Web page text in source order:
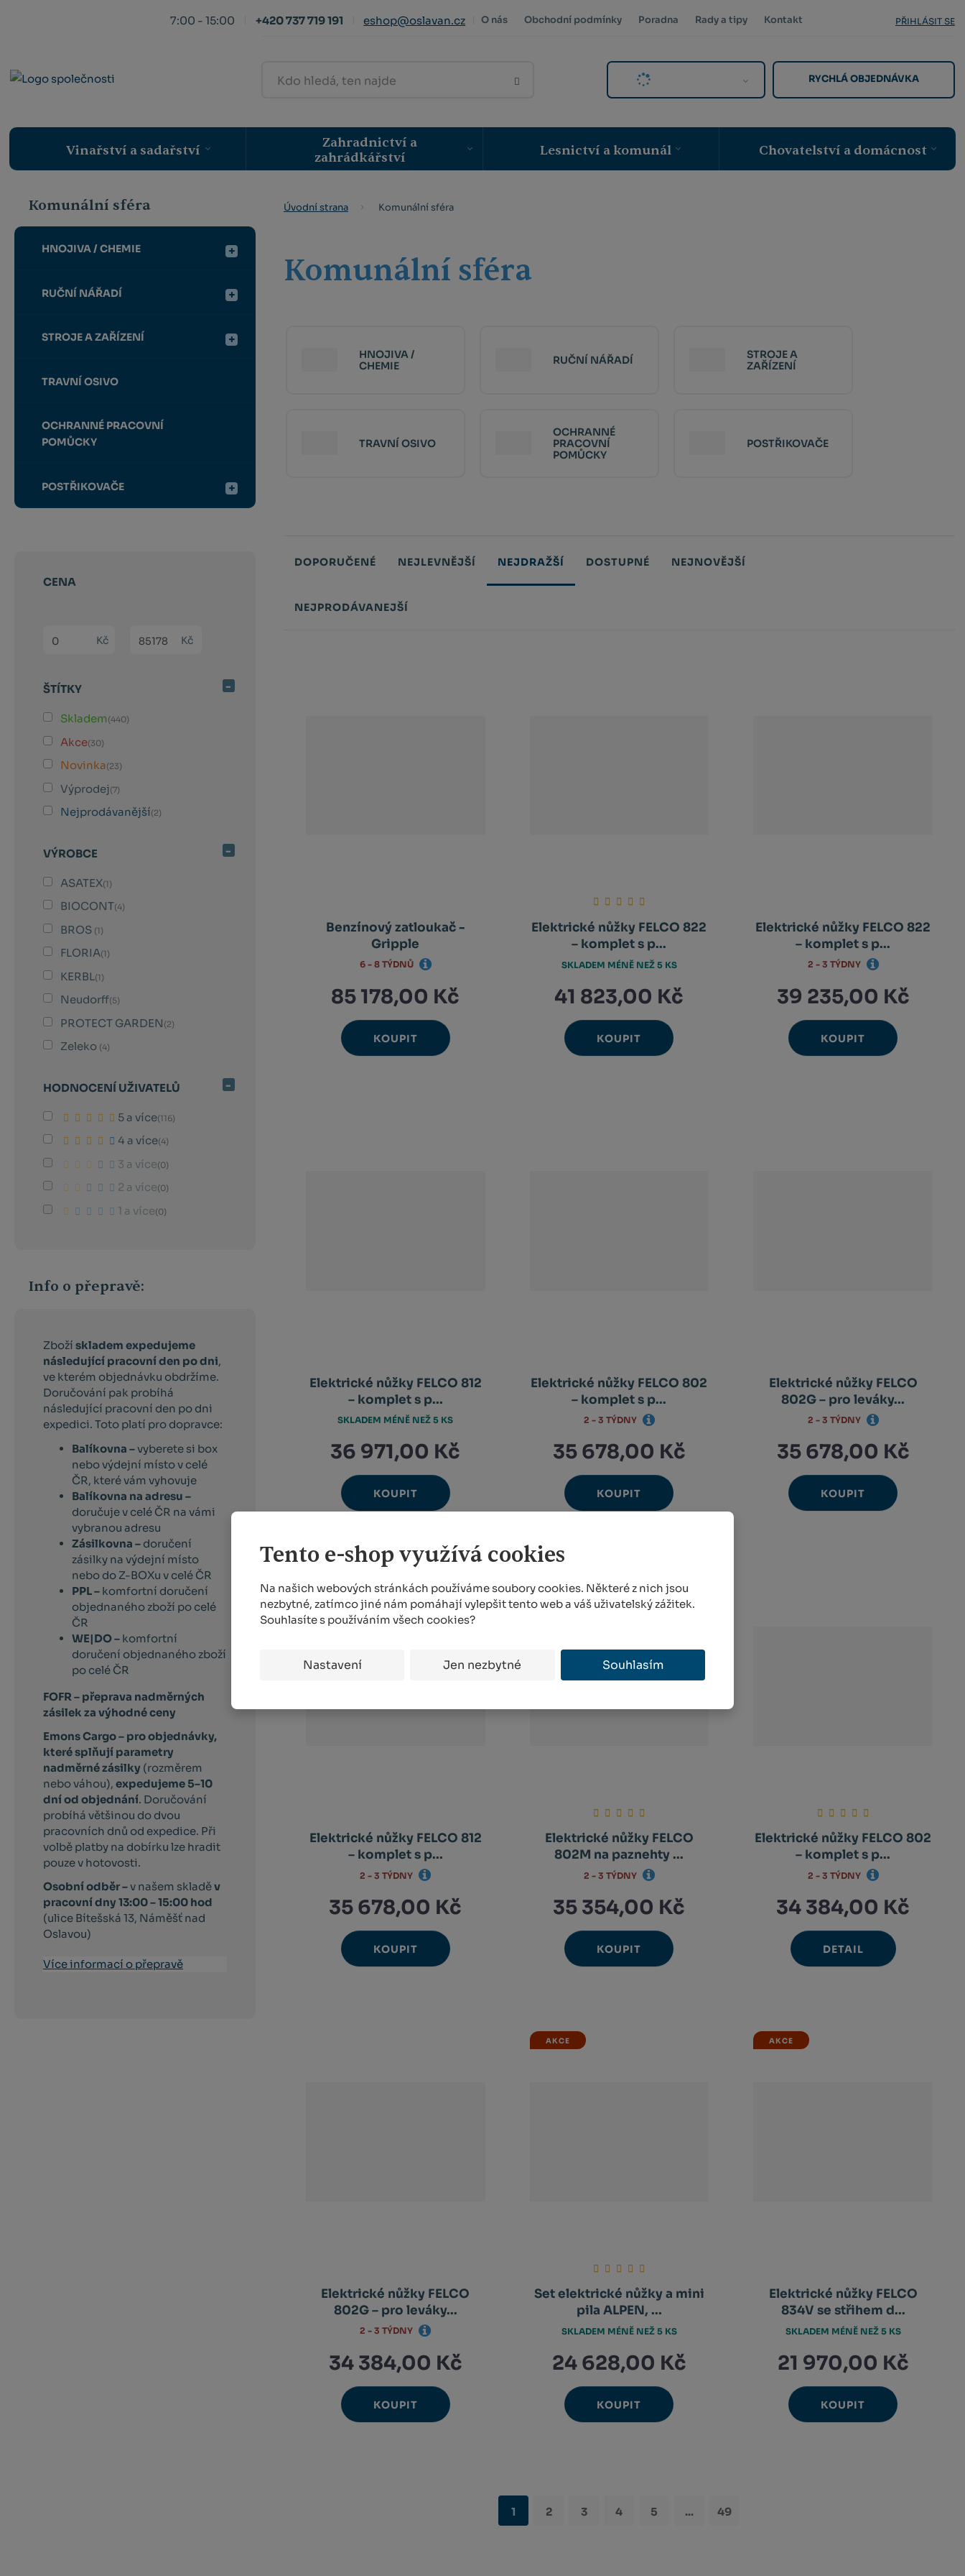
Tento e-shop využívá cookies
Na našich webových stránkách používáme soubory cookies. Některé z nich jsou
nezbytné, zatímco jiné nám pomáhají vylepšit tento web a váš uživatelský zážitek.
Souhlasíte s používáním všech cookies?
Nastavení Jen nezbytné Souhlasím
7:00 - 15:00 +420 737 719 191 eshop@oslavan.cz O nás Obchodní podmínky Poradna Rady a tipy Kontakt PŘIHLÁSIT SE
hledá,
RYCHLÁ OBJEDNÁVKA
Vinařství a sadařství
Zahradnictví a
zahrádkářství
Lesnictví a komunál Chovatelství a domácnost
Úvodní strana Komunální sféra
Komunální sféra
HNOJIVA /
CHEMIE
RUČNÍ NÁŘADÍ
STROJE A
ZAŘÍZENÍ
TRAVNÍ OSIVO
OCHRANNÉ
PRACOVNÍ
POMŮCKY
POSTŘIKOVAČE
DOPORUČENÉ NEJLEVNĚJŠÍ NEJDRAŽŠÍ DOSTUPNÉ NEJNOVĚJŠÍ
NEJPRODÁVANEJŠÍ
Benzínový zatloukač -
Gripple
85 178,00 Kč
Změnit
Navýšit
množství
Snížit
Ks
KOUPIT
6 - 8 TÝDNŮ
Elektrické nůžky FELCO 822
– komplet s p...
41 823,00 Kč
Změnit
Navýšit
množství
Snížit
Ks
KOUPIT
SKLADEM MÉNĚ NEŽ 5 KS
Elektrické nůžky FELCO 822
– komplet s p...
39 235,00 Kč
Změnit
Navýšit
množství
Snížit
Ks
KOUPIT
2 - 3 TÝDNY
Elektrické nůžky FELCO 812
– komplet s p...
36 971,00 Kč
Změnit
Navýšit
množství
Snížit
Ks
KOUPIT
SKLADEM MÉNĚ NEŽ 5 KS
Elektrické nůžky FELCO 802
– komplet s p...
35 678,00 Kč
Změnit
Navýšit
množství
Snížit
Ks
KOUPIT
2 - 3 TÝDNY
Elektrické nůžky FELCO
802G – pro leváky...
35 678,00 Kč
Změnit
Navýšit
množství
Snížit
Ks
KOUPIT
2 - 3 TÝDNY
Elektrické nůžky FELCO 812
– komplet s p...
35 678,00 Kč
Změnit
Navýšit
množství
Snížit
Ks
KOUPIT
2 - 3 TÝDNY
Elektrické nůžky FELCO
802M na paznehty ...
35 354,00 Kč
Změnit
Navýšit
množství
Snížit
Ks
KOUPIT
2 - 3 TÝDNY
Elektrické nůžky FELCO 802
– komplet s p...
34 384,00 Kč
DETAIL
2 - 3 TÝDNY
Elektrické nůžky FELCO
802G – pro leváky...
34 384,00 Kč
Změnit
Navýšit
množství
Snížit
Ks
KOUPIT
2 - 3 TÝDNY
AKCE
Set elektrické nůžky a mini
pila ALPEN, ...
24 628,00 Kč
Změnit
Navýšit
množství
Snížit
Ks
KOUPIT
SKLADEM MÉNĚ NEŽ 5 KS
AKCE
Elektrické nůžky FELCO
834V se střihem d...
21 970,00 Kč
Změnit
Navýšit
množství
Snížit
Ks
KOUPIT
SKLADEM MÉNĚ NEŽ 5 KS
1 2 3 4 5 ... 49
Komunální sféra
HNOJIVA / CHEMIE
RUČNÍ NÁŘADÍ
STROJE A ZAŘÍZENÍ
TRAVNÍ OSIVO
OCHRANNÉ PRACOVNÍ
POMŮCKY
POSTŘIKOVAČE
CENA
Min. hodnota
Kč
Max. hodnota Kč
ŠTÍTKY
Skladem(440)
Akce(30)
Novinka(23)
Výprodej(7)
Nejprodávanější(2)
VÝROBCE
ASATEX(1)
BIOCONT(4)
BROS (1)
FLORIA(1)
KERBL(1)
Neudorff(5)
PROTECT GARDEN (2)
Zeleko (4)
HODNOCENÍ UŽIVATELŮ
5 a více(116)
4 a více(4)
3 a více(0)
2 a více(0)
1 a více(0)
Info o přepravě:
Zboží skladem expedujeme
následující pracovní den po dni,
ve kterém objednávku obdržíme.
Doručování pak probíhá
následující pracovní den po dni
expedici. Toto platí pro dopravce:
Balíkovna –vyberete si box
nebo výdejní místo v celé
ČR, které vám vyhovuje
Balíkovna na adresu –
doručuje v celé ČR na vámi
vybranou adresu
Zásilkovna – doručení
zásilky na výdejní místo
nebo do Z-BOXu v celé ČR
PPL – komfortní doručení
objednaného zboží po celé
ČR
WE|DO – komfortní
doručení objednaného zboží
po celé ČR
FOFR – přeprava nadměrných
zásilek za výhodné ceny
Emons Cargo – pro objednávky,
které splňují parametry
nadměrné zásilky (rozměrem
nebo váhou), expedujeme 5–10
dní od objednání. Doručování
probíhá většinou do dvou
pracovních dnů od expedice. Při
volbě platby na dobírku lze hradit
pouze v hotovosti.
Osobní odběr –v našem skladěv
pracovní dny 13:00 – 15:00 hod
(ulice Bítešská 13, Náměšť nad
Oslavou)
Více informací o přepravě